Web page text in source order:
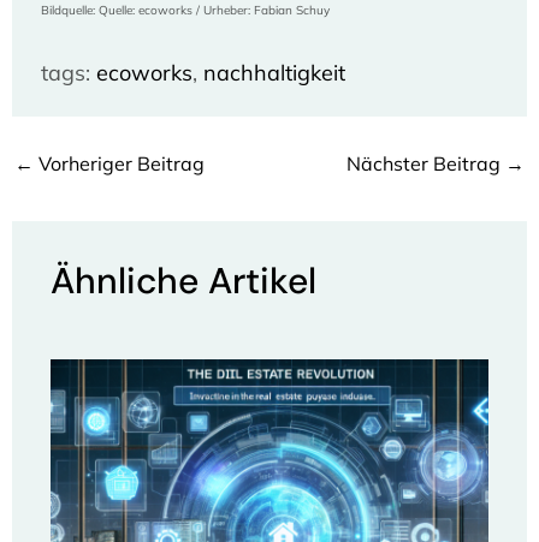
Bildquelle: Quelle: ecoworks / Urheber: Fabian Schuy
tags: ecoworks, nachhaltigkeit
← Vorheriger Beitrag Nächster Beitrag →
Ähnliche Artikel